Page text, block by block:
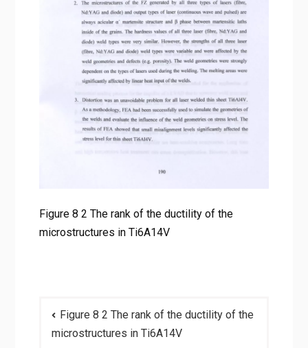
Figure 8 2 The rank of the ductility of the
microstructures in Ti6A14V
navigation
Figure 8 2 The rank of the ductility of the
microstructures in Ti6A14V